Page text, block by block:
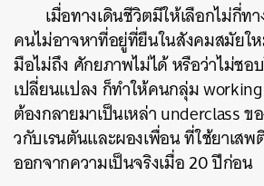
เมื่อทางเดินชีวิตมีให้เลือกไม่กี่ท
คนไม่อาจหาที่อยู่ที่ยืนในสังคมสมัยใ
มือไม่ถึง ศักยภาพไม่ได้ หรือว่าไม่ชอ
เปลี่ยนแปลง ก็ทำให้คนกลุ่ม
ต้องกลายมาเป็นเหล่า underclass
วกับเรนตันและผองเพื่อน ที่ใช้ยาเส
ออกจากความเป็นจริงเมื่อ 20 ปีก่อน